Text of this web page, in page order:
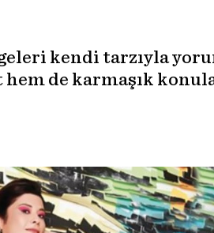
kendi tarzıyla
de karmaşık